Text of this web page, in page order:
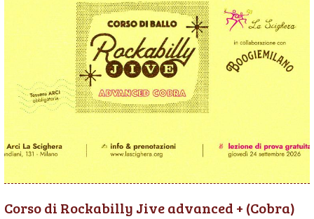
Corso di Rockabilly Jive advanced + (Cobra)